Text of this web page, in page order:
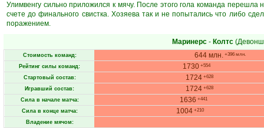
Улимвенгу сильно приложился к мячу. После этого гола команда
счете до финального свистка. Хозяева так и не попытались что либо
поражением.
Маринерс - Колтс
Стоимость команд: 644 млн. +396 млн.
Рейтинг силы команд: 1730 +554
Стартовый состав: 1724 +628
Игравший состав: 1724 +628
Сила в начале матча: 1636 +441
Сила в конце матча: 1004 +210
Владение мячом: